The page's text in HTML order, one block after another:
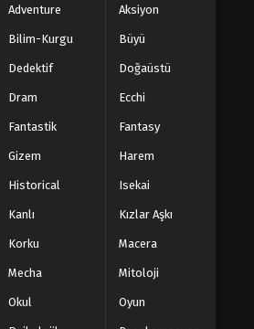
Blm 20 - Ekim 28, 2023
Da Zhu Zai Nian Fan 19.Bölüm
Da Zhu Zai Nian Fan 18.Bölüm
Blm 18 - Ekim 14, 2023
Da Zhu Zai Nian Fan 17.Bölüm
Da Zhu Zai Nian Fan 16.Bölüm
Blm 16 - Ekim 2, 2023
Adventure Aksiyon
Bilim-Kurgu Büyü
Dedektif Doğaüstü
Dram Ecchi
Fantastik Fantasy
Gizem Harem
Historical Isekai
Kanlı Kızlar Aşkı
Korku Macera
Mecha Mitoloji
Okul Oyun